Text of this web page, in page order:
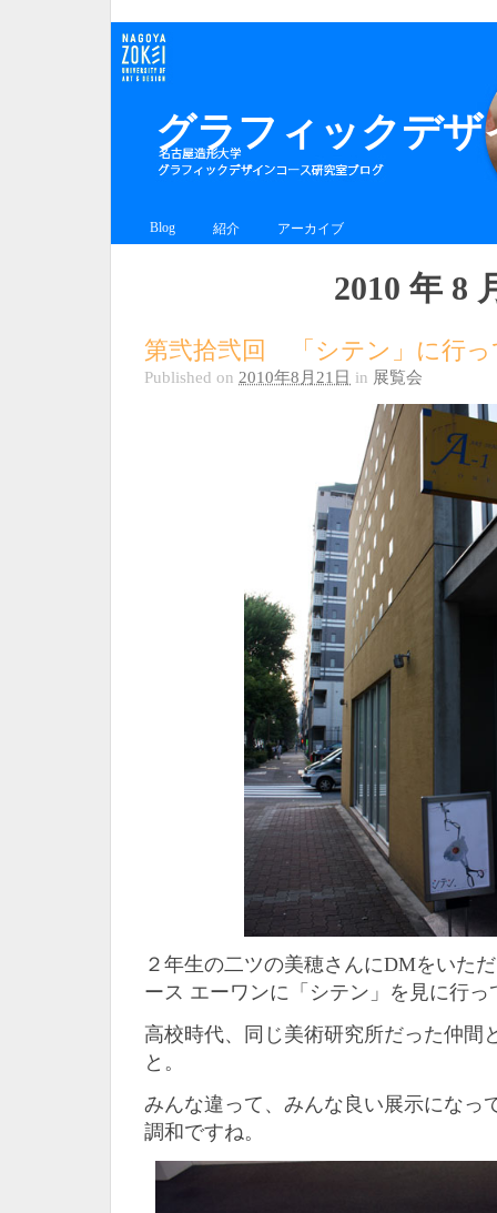
グラフィックデ
Blog 紹介 アーカイブ
2010 年 8
第弐拾弐回 「シテン」に行っ
Published on 2010年8月21日 in 展覧会
２年生の二ツの美穂さんにDMをいた
ース エーワンに「シテン」を見に行っ
高校時代、同じ美術研究所だった仲間
と。
みんな違って、みんな良い展示になっ
調和ですね。